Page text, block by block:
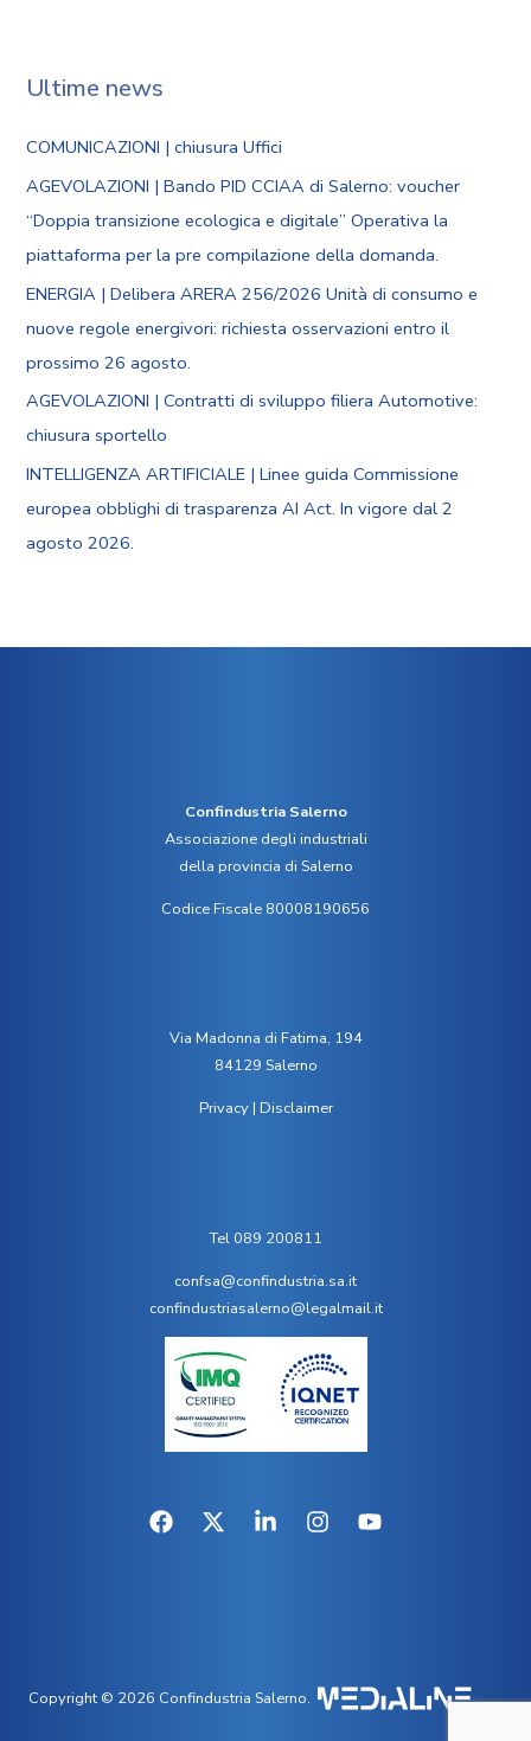
Ultime news
COMUNICAZIONI | chiusura Uffici
AGEVOLAZIONI | Bando PID CCIAA di Salerno: voucher
“Doppia transizione ecologica e digitale” Operativa la
piattaforma per la pre compilazione della domanda.
ENERGIA | Delibera ARERA 256/2026 Unità di consumo e
nuove regole energivori: richiesta osservazioni entro il
prossimo 26 agosto.
AGEVOLAZIONI | Contratti di sviluppo filiera Automotive:
chiusura sportello
INTELLIGENZA ARTIFICIALE | Linee guida Commissione
europea obblighi di trasparenza AI Act. In vigore dal 2
agosto 2026.
Confindustria Salerno
Associazione degli industriali
della provincia di Salerno
Codice Fiscale 80008190656
Via Madonna di Fatima, 194
84129 Salerno
Privacy| Disclaimer
Tel 089 200811
confsa@confindustria.sa.it
confindustriasalerno@legalmail.it
Copyright © 2026 Confindustria Salerno.